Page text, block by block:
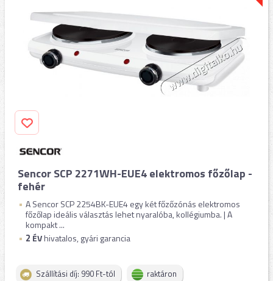
Sencor SCP 2271WH-EUE4 elektromos főzőlap -
fehér
A Sencor SCP 2254BK-EUE4 egy két főzőzónás elektromos
főzőlap ideális választás lehet nyaralóba, kollégiumba. | A
kompakt ...
2 ÉVhivatalos, gyári garancia
Szállítási díj: 990 Ft-tól raktáron